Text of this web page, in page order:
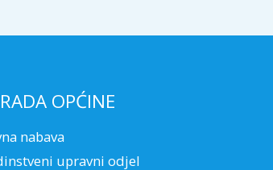
OPĆINE
nabava
upravni odjel